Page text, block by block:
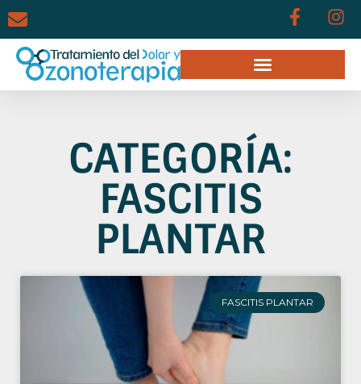
CATEGORÍA:
FASCITIS
PLANTAR
FASCITIS PLANTAR